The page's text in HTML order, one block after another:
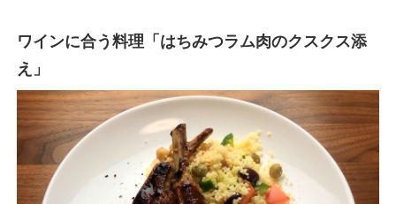
ワインに合う料理「はちみつラム肉のクスクス添
え」